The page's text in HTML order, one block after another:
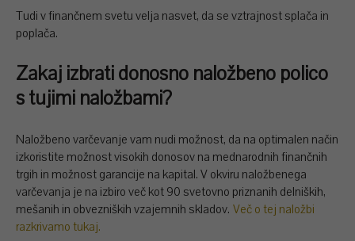
Tudi v finančnem svetu velja nasvet, da se vztrajnost splača in
poplača.
Zakaj izbrati donosno naložbeno polico
s tujimi naložbami?
Naložbeno varčevanje vam nudi možnost, da na optimalen način
izkoristite možnost visokih donosov na mednarodnih finančnih
trgih in možnost garancije na kapital. V okviru naložbenega
varčevanja je na izbiro več kot 90 svetovno priznanih delniških,
mešanih in obvezniških vzajemnih skladov. Več o tej naložbi
razkrivamo tukaj.